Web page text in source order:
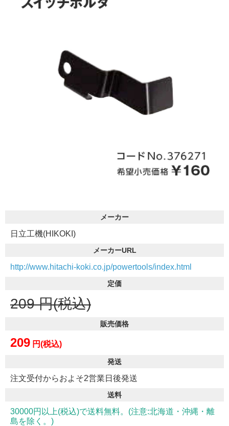
メーカー
日立工機(HIKOKI)
メーカーURL
http://www.hitachi-koki.co.jp/powertools/index.html
定価
209 円(税込)
販売価格
209 円(税込)
発送
注文受付からおよそ2営業日後発送
送料
30000円以上(税込)で送料無料。(注意:北海道・沖縄・離
島を除く。)